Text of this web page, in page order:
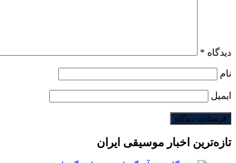
دیدگاه *
نام
ایمیل
تازه‌ترین اخبار موسیقی ایران